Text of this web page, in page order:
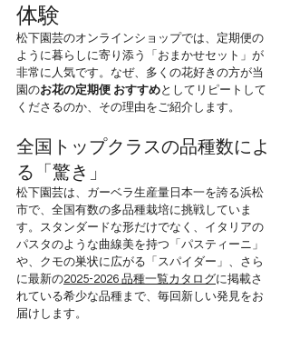
体験
松下園芸のオンラインショップでは、定期便の
ように暮らしに寄り添う「おまかせセット」が
非常に人気です。なぜ、多くの花好きの方が当
園のお花の定期便 おすすめとしてリピートして
くださるのか、その理由をご紹介します。
全国トップクラスの品種数によ
る「驚き」
松下園芸は、ガーベラ生産量日本一を誇る浜松
市で、全国有数の多品種栽培に挑戦していま
す。スタンダードな形だけでなく、イタリアの
パスタのような曲線美を持つ「パスティーニ」
や、クモの巣状に広がる「スパイダー」、さら
に最新の2025-2026 品種一覧カタログに掲載さ
れている希少な品種まで、毎回新しい発見をお
届けします。